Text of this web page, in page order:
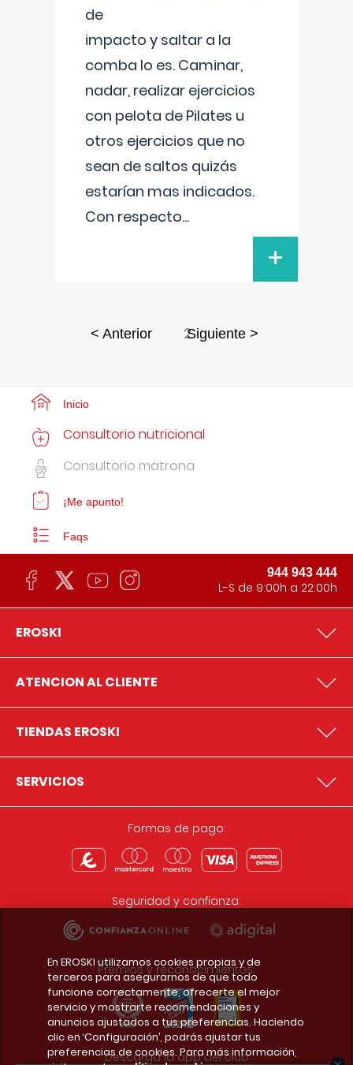
de
impacto y saltar a la
comba lo es. Caminar,
nadar, realizar ejercicios
con pelota de Pilates u
otros ejercicios que no
sean de saltos quizás
estarían mas indicados.
Con respecto...
+
< Anterior 2Siguiente >
Inicio
Consultorio nutricional
Consultorio matrona
¡Me apunto!
Faqs
944 943 444
L-S de 9:00h a 22:00h
EROSKI
ATENCION AL CLIENTE
TIENDAS EROSKI
SERVICIOS
Formas de pago:
Seguridad y confianza:
Premios y reconocimientos:
Descarga la app del club
En EROSKI utilizamos cookies propias y de
terceros para asegurarnos de que todo
funcione correctamente, ofrecerte el mejor
servicio y mostrarte recomendaciones y
anuncios ajustados a tus preferencias. Haciendo
clic en ‘Configuración’, podrás ajustar tus
preferencias de cookies. Para más información,